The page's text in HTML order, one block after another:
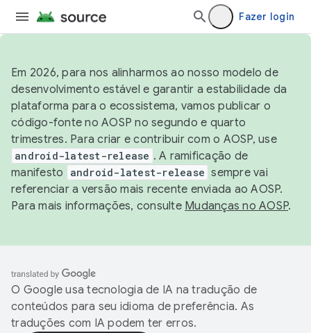
Fazer login
Em 2026, para nos alinharmos ao nosso modelo de
desenvolvimento estável e garantir a estabilidade da
plataforma para o ecossistema, vamos publicar o
código-fonte no AOSP no segundo e quarto
trimestres. Para criar e contribuir com o AOSP, use
android-latest-release . A ramificação de
manifesto
android-latest-release sempre vai
referenciar a versão mais recente enviada ao AOSP.
Para mais informações, consulte Mudanças no AOSP.
O Google usa tecnologia de IA na tradução de
conteúdos para seu idioma de preferência. As
traduções com IA podem ter erros.